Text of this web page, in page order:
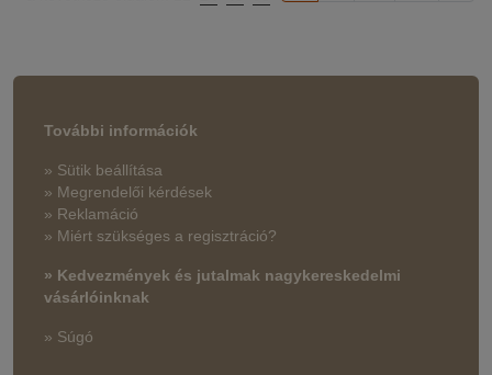
További információk
» Sütik beállítása
» Megrendelői kérdések
» Reklamáció
» Miért szükséges a regisztráció?
» Kedvezmények és jutalmak nagykereskedelmi
vásárlóinknak
» Súgó